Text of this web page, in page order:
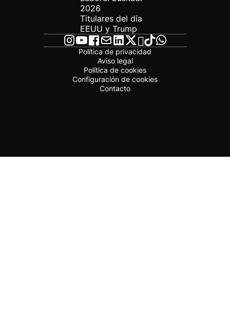
2026
Titulares del día
EEUU y Trump
Política de privacidad
Aviso legal
Política de cookies
Configuración de cookies
Contacto